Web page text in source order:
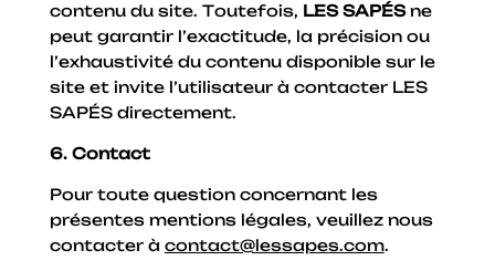
contenu du site. Toutefois, LES SAPÉSne
peut garantir l’exactitude, la précision ou
l’exhaustivité du contenu disponible sur le
site et invite l’utilisateur à contacter LES
SAPÉS directement.
6. Contact
Pour toute question concernant les
présentes mentions légales, veuillez nous
contacter à contact@lessapes.com.